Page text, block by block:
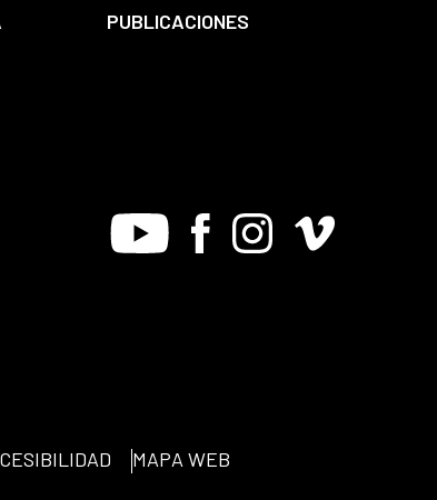
PUBLICACIONES
Youtube FacebookInstagram
Vimeo
MAPA WEB